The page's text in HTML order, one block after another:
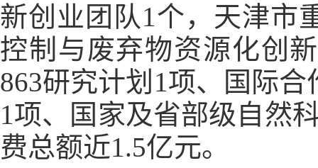
新创业团队1个，天津市
控制与废弃物资源化创
863研究计划1项、国际
1项、国家及省部级自然
费总额近1.5亿元。